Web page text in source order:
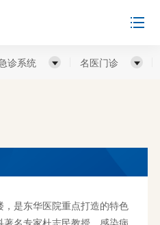
诊系统 名医门诊
是东华医院重点打造的特色
名专家杜志民教授、感染病